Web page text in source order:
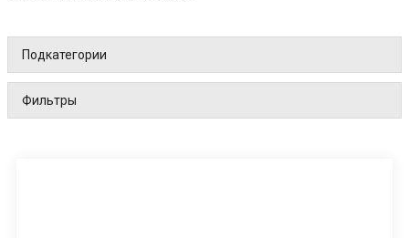
Подкатегории
Фильтры